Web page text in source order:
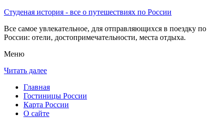
Студеная история - все о путешествиях по России
Все самое увлекательное, для отправляющихся в поездку по
России: отели, достопримечательности, места отдыха.
Меню
Читать далее
Главная
Гостиницы России
Карта России
О сайте